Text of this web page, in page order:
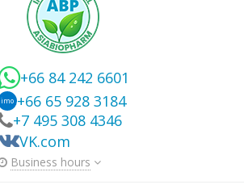
+66 84 242 6601
imo +66 65 928 3184
+7 495 308 4346
VK.com
Business hours